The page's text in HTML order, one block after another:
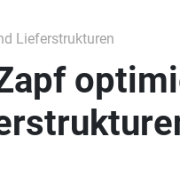
Lieferstrukturen